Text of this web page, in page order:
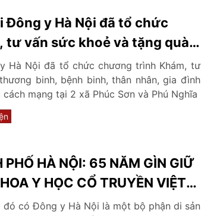
Đông y Hà Nội đã tổ chức
tư vấn sức khoẻ và tặng quà
thân nhân, gia đình Liệt sĩ
cách mạng tại 2 xã Phúc Sơn
Hà Nội đã tổ chức chương trình Khám, tư
binh, bệnh binh, thân nhân, gia đình
mạng tại 2 xã Phúc Sơn và Phú Nghĩa
PHỐ HÀ NỘI: 65 NĂM GÌN GIỮ
Y HỌC CỔ TRUYỀN VIỆT
có Đông y Hà Nội là một bộ phận di sản